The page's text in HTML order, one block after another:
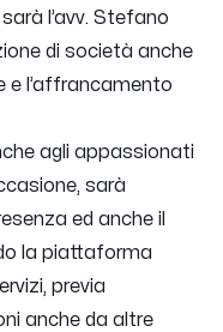
sarà l’avv. Stefano
di società anche
e l’affrancamento
agli appassionati
sarà
ed anche il
la piattaforma
previa
anche da altre